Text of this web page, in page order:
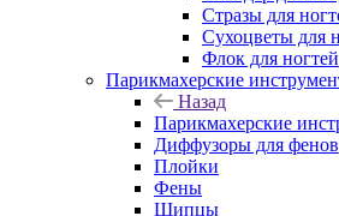
Стразы для
Сухоцветы для
Флок для ногтей
Парикмахерские
Назад
Парикмахерские
Диффузоры для фенов
Плойки
Фены
Щипцы